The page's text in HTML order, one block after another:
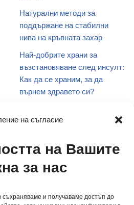
на съгласие
на Вашите
за нас
съхраняваме и получаваме достъп до
Натурални методи за
поддържане на стабилни
нива на кръвната захар
Най-добрите храни за
възстановяване след инсулт:
Как да се храним, за да
върнем здравето си?
мазнините и защо са опасни
Наситените мазнини: Какво
трябва да знаете и защо е
важно за здравето ви?